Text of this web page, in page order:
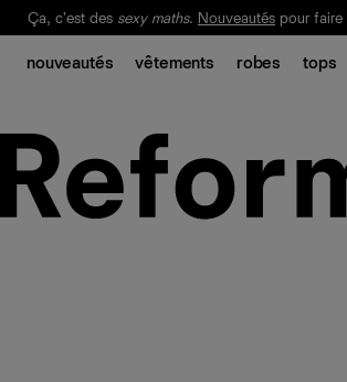
Notre Bilan Responsable 2025 est ici. Lisez-le
Ça, c'est des sexy maths. Nouveautés pour faire
nouveautés vêtements robes tops